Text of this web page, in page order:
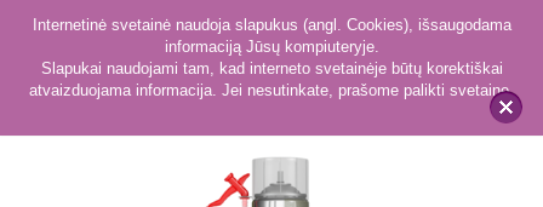
x
Internetinė svetainė naudoja slapukus (angl. Cookies), išsaugodama
informaciją Jūsų kompiuteryje.
Slapukai naudojami tam, kad interneto svetainėje būtų korektiškai
atvaizduojama informacija. Jei nesutinkate, prašome palikti svetainę.
Putos 35